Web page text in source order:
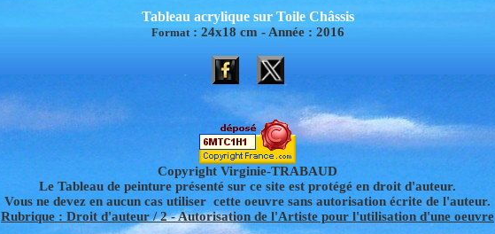
Tableau acrylique sur Toile Châssis
Format: 24x18 cm - Année : 2016
Copyright Virginie-TRABAUD
Le Tableau de peinture présenté sur ce site est protégé en droit d'auteur.
Vous ne devez en aucun cas utiliser cette oeuvre sans autorisation écrite de l'auteur.
Rubrique : Droit d'auteur / 2 - Autorisation de l'Artiste pour l'utilisation d'une oeuvre